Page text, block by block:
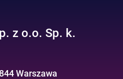
z o.o. Sp. k.
Warszawa